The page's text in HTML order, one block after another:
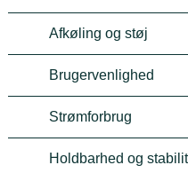
Afkøling og støj
Brugervenlighed
Strømforbrug
Holdbarhed og